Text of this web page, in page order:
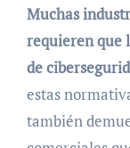
Muchas
requieren que
de
estas
también